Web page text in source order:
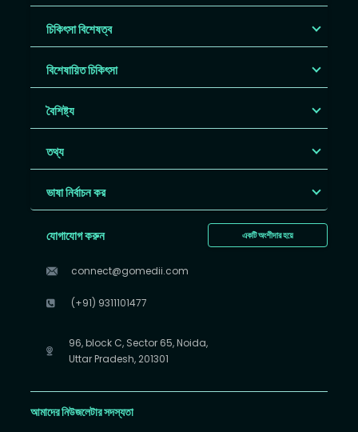
চিকিৎসা বিশেষত্ব
বিশেষায়িত চিকিৎসা
বৈশিষ্ট্য
তথ্য
ভাষা নির্বাচন কর
একটি অংশীদার হয়ে
যোগাযোগ করুন
connect@gomedii.com
(+91) 9311101477
96, block C, Sector 65, Noida,
Uttar Pradesh, 201301
আমাদের নিউজলেটার সদস্যতা